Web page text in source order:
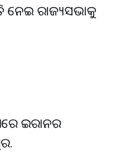
ନେଇ ରାଜ୍ୟସଭାକୁ
ଇରାନର